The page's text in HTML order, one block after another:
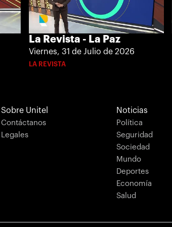
La Revista - La Paz
Viernes, 31 de Julio de 2026
LA REVISTA
Sobre Unitel
Contáctanos
Legales
Noticias
Política
Seguridad
Sociedad
Mundo
Deportes
Economía
Salud